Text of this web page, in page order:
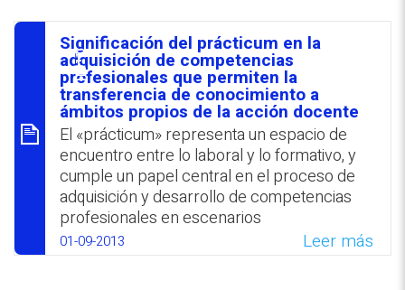
REPOSITORIO EN LÍNEA DE
CONTENIDOS ACADÉMICOS SOBRE
EDUCACIÓN Y FORMACIÓN DEL
PROFESORADO סיכום
Significación del prácticum en la
adquisición de competencias
profesionales que permiten la
transferencia de conocimiento a
ámbitos propios de la acción docente
El «prácticum» representa un espacio de
encuentro entre lo laboral y lo formativo, y
cumple un papel central en el proceso de
adquisición y desarrollo de competencias
profesionales en escenarios
sociprofesionales por parte de docentes en
formación.
01-09-2013 Leer más